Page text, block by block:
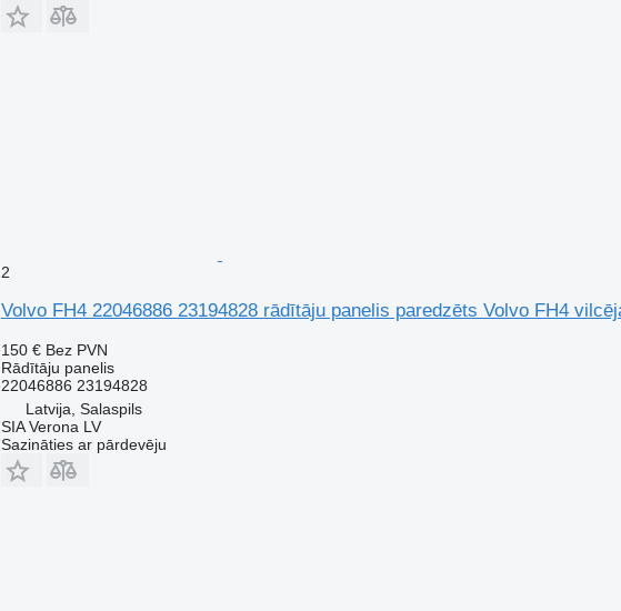
2
Volvo FH4 22046886 23194828 rādītāju panelis paredzēts Volvo FH4
150 € Bez PVN
Rādītāju panelis
22046886 23194828
Latvija, Salaspils
SIA Verona LV
Sazināties ar pārdevēju